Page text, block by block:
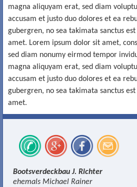
magna aliquyam erat, sed diam
accusam et justo duo dolores et ea
gubergren, no sea takimata sanctus
amet. Lorem ipsum dolor sit amet,
sed diam nonumy eirmod tempor
magna aliquyam erat, sed diam
accusam et justo duo dolores et ea
gubergren, no sea takimata sanctus
amet.
Bootsverdeckbau J. Richter
ehemals Michael Rainer